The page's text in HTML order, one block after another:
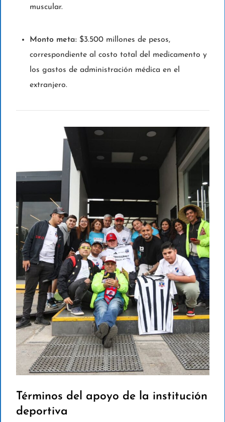
muscular.
Monto meta: $3.500 millones de pesos,
correspondiente al costo total del medicamento y
los gastos de administración médica en el
extranjero.
Términos del apoyo de la institución
deportiva